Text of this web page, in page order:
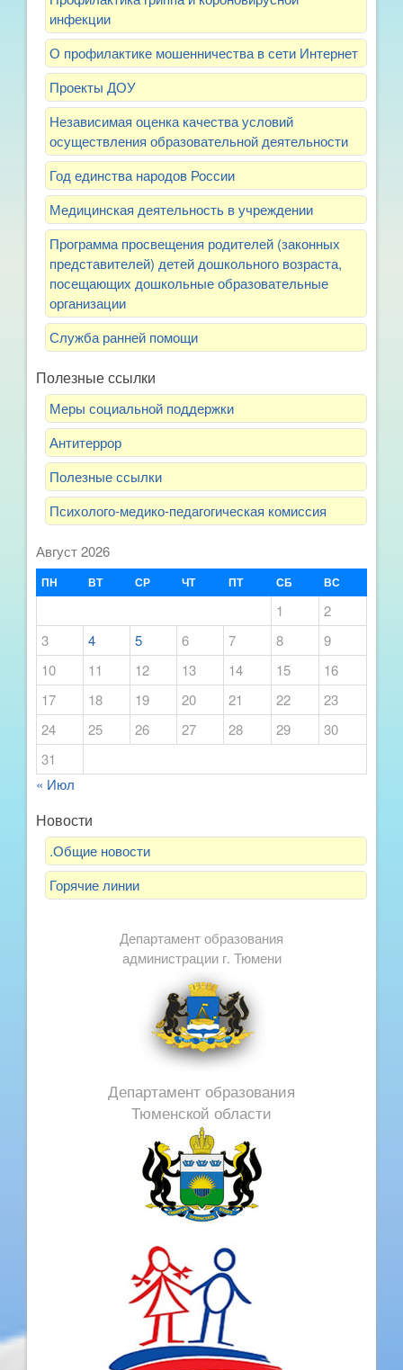
инфекции
О профилактике мошенничества в сети Интернет
Проекты ДОУ
Независимая оценка качества условий
осуществления образовательной деятельности
Год единства народов России
Медицинская деятельность в учреждении
Программа просвещения родителей (законных
представителей) детей дошкольного возраста,
посещающих дошкольные образовательные
организации
Служба ранней помощи
Полезные ссылки
Меры социальной поддержки
Антитеррор
Полезные ссылки
Психолого-медико-педагогическая комиссия
Август 2026
ПН ВТ СР ЧТ ПТ СБ ВС
1
2
3
4 5 6 7 8
9
10
11 12 13 14 15
16
17
18 19 20 21 22
23
24
25 26 27 28 29
30
31
« Июл
Новости
.Общие новости
Горячие линии
Департамент образования
администрации г. Тюмени
Департамент образования
Тюменской области